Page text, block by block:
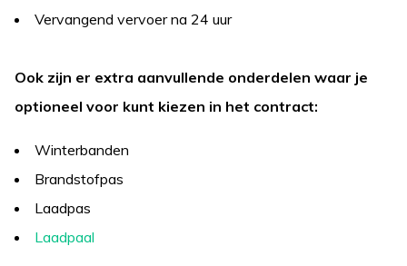
Vervangend vervoer na 24 uur
Ook zijn er extra aanvullende onderdelen waar je
optioneel voor kunt kiezen in het contract:
Winterbanden
Brandstofpas
Laadpas
Laadpaal